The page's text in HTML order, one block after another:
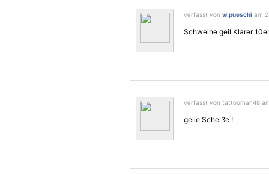
verfasst von w.pueschi am
Schweine geil.Klarer 10er
verfasst von tattooman48
geile Scheiße !